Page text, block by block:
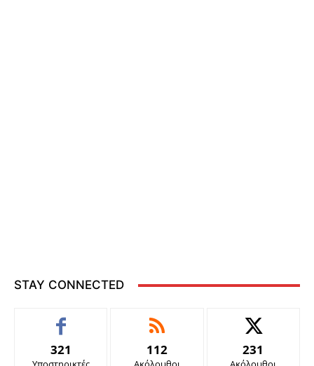
STAY CONNECTED
321 112 231